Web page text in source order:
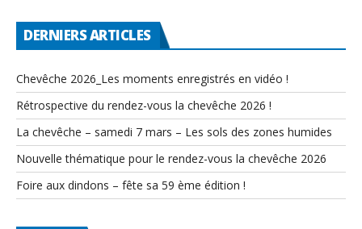
DERNIERS ARTICLES
Chevêche 2026_Les moments enregistrés en vidéo !
Rétrospective du rendez-vous la chevêche 2026 !
La chevêche – samedi 7 mars – Les sols des zones humides
Nouvelle thématique pour le rendez-vous la chevêche 2026
Foire aux dindons – fête sa 59 ème édition !